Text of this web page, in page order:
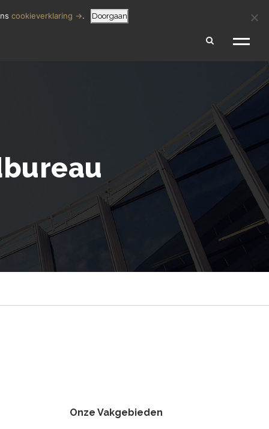
SCHADEVERGOEDING BEREKENEN
Onze Vakgebieden
cookieverklaring →. Doorgaan